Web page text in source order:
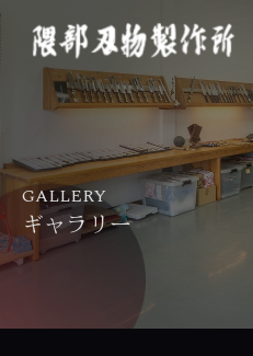
GALLERY
ギャラリー